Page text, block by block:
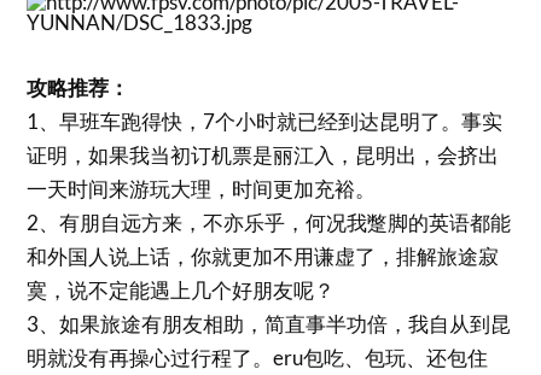
攻略推荐：
1、早班车跑得快，7个小时就已经到达昆明了。事实
证明，如果我当初订机票是丽江入，昆明出，会挤出
一天时间来游玩大理，时间更加充裕。
2、有朋自远方来，不亦乐乎，何况我蹩脚的英语都能
和外国人说上话，你就更加不用谦虚了，排解旅途寂
寞，说不定能遇上几个好朋友呢？
3、如果旅途有朋友相助，简直事半功倍，我自从到昆
明就没有再操心过行程了。eru包吃、包玩、还包住